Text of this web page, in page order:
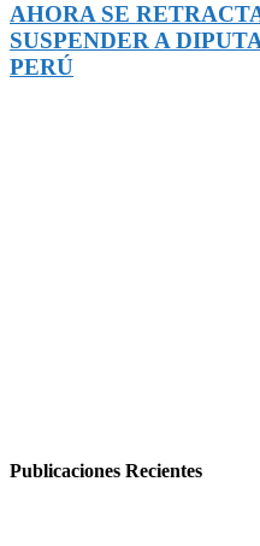
AHORA SE
SUSPENDER A
PERÚ
Publicaciones Recientes